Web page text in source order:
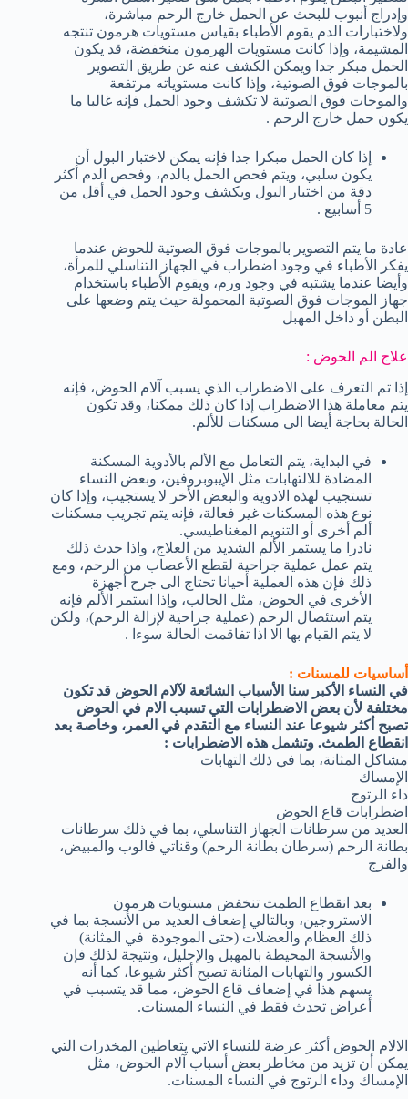
وإدراج أنبوب للبحث عن الحمل خارج الرحم مباشرة،
ولاختبارات الدم يقوم الأطباء بقياس مستويات هرمون تنتجه
المشيمة، وإذا كانت مستويات الهرمون منخفضة، قد يكون
الحمل مبكر جدا ويمكن الكشف عنه عن طريق التصوير
بالموجات فوق الصوتية، وإذا كانت مستوياته مرتفعة
والموجات فوق الصوتية لا تكشف وجود الحمل فإنه غالبا ما
يكون حمل خارج الرحم .
إذا كان الحمل مبكرا جدا فإنه يمكن لاختبار البول أن
يكون سلبي، ويتم فحص الحمل بالدم، وفحص الدم أكثر
دقة من اختبار البول ويكشف وجود الحمل في أقل من
5 أسابيع .
عادة ما يتم التصوير بالموجات فوق الصوتية للحوض عندما
يفكر الأطباء في وجود اضطراب في الجهاز التناسلي للمرأة،
وأيضا عندما يشتبه في وجود ورم، ويقوم الأطباء باستخدام
جهاز الموجات فوق الصوتية المحمولة حيث يتم وضعها على
البطن أو داخل المهبل
علاج الم الحوض :
إذا تم التعرف على الاضطراب الذي يسبب آلام الحوض، فإنه
يتم معاملة هذا الاضطراب إذا كان ذلك ممكنا، وقد تكون
الحالة بحاجة أيضا الى مسكنات للألم.
في البداية، يتم التعامل مع الألم بالأدوية المسكنة
المضادة للالتهابات مثل الإيبوبروفين، وبعض النساء
تستجيب لهذه الادوية والبعض الأخر لا يستجيب، وإذا كان
نوع هذه المسكنات غير فعالة، فإنه يتم تجريب مسكنات
ألم أخرى أو التنويم المغناطيسي.
نادرا ما يستمر الألم الشديد من العلاج، واذا حدث ذلك
يتم عمل عملية جراحية لقطع الأعصاب من الرحم، ومع
ذلك فإن هذه العملية أحيانا تحتاج الى جرح أجهزة
الأخرى في الحوض، مثل الحالب، وإذا استمر الألم فإنه
يتم استئصال الرحم (عملية جراحية لإزالة الرحم)، ولكن
لا يتم القيام بها الا اذا تفاقمت الحالة سوءا .
أساسيات للمسنات :
في النساء الأكبر سنا الأسباب الشائعة لآلام الحوض قد تكون
مختلفة لأن بعض الاضطرابات التي تسبب الام في الحوض
تصبح أكثر شيوعا عند النساء مع التقدم في العمر، وخاصة بعد
انقطاع الطمث. وتشمل هذه الاضطرابات :
مشاكل المثانة، بما في ذلك التهابات
الإمساك
داء الرتوج
اضطرابات قاع الحوض
العديد من سرطانات الجهاز التناسلي، بما في ذلك سرطانات
بطانة الرحم (سرطان بطانة الرحم) وقناتي فالوب والمبيض،
والفرج
بعد انقطاع الطمث تنخفض مستويات هرمون
الاستروجين، وبالتالي إضعاف العديد من الأنسجة بما في
ذلك العظام والعضلات (حتى الموجودة في المثانة)
والأنسجة المحيطة بالمهبل والإحليل، ونتيجة لذلك فإن
الكسور والتهابات المثانة تصبح أكثر شيوعا، كما أنه
يسهم هذا في إضعاف قاع الحوض، مما قد يتسبب في
أعراض تحدث فقط في النساء المسنات.
الالام الحوض أكثر عرضة للنساء الاتي يتعاطين المخدرات التي
يمكن أن تزيد من مخاطر بعض أسباب آلام الحوض، مثل
الإمساك وداء الرتوج في النساء المسنات.